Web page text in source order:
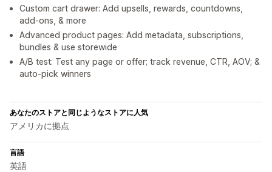
Custom cart drawer: Add upsells, rewards, countdowns,
add-ons, & more
Advanced product pages: Add metadata, subscriptions,
bundles & use storewide
A/B test: Test any page or offer; track revenue, CTR, AOV; &
auto-pick winners
あなたのストアと同じようなストアに人気
アメリカに拠点
言語
英語